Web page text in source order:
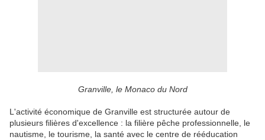
Granville, le Monaco du Nord
L'activité économique de Granville est structurée autour de
plusieurs filières d'excellence : la filière pêche professionnelle, le
nautisme, le tourisme, la santé avec le centre de rééducation